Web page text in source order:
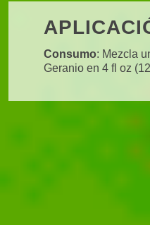
Consumo: Mezcla
Geranio en 4 fl oz